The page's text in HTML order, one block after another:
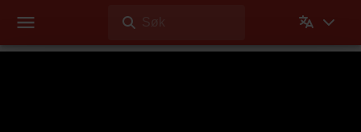
Søk